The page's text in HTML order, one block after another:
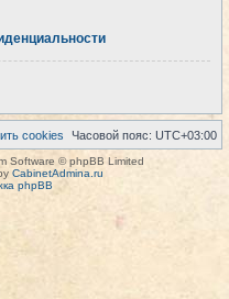
Часовой пояс: UTC+03:00
cookies
Software © phpBB Limited
CabinetAdmina.ru
phpBB